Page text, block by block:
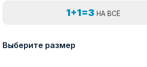
1+1=3 НА ВСЁ
Выберите размер